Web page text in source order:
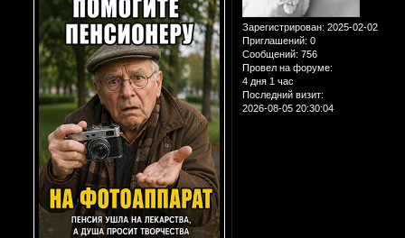
Зарегистрирован: 2025-02-02
Приглашений: 0
Сообщений: 756
Провел на форуме:
4 дня 1 час
Последний визит:
2026-08-05 20:30:04